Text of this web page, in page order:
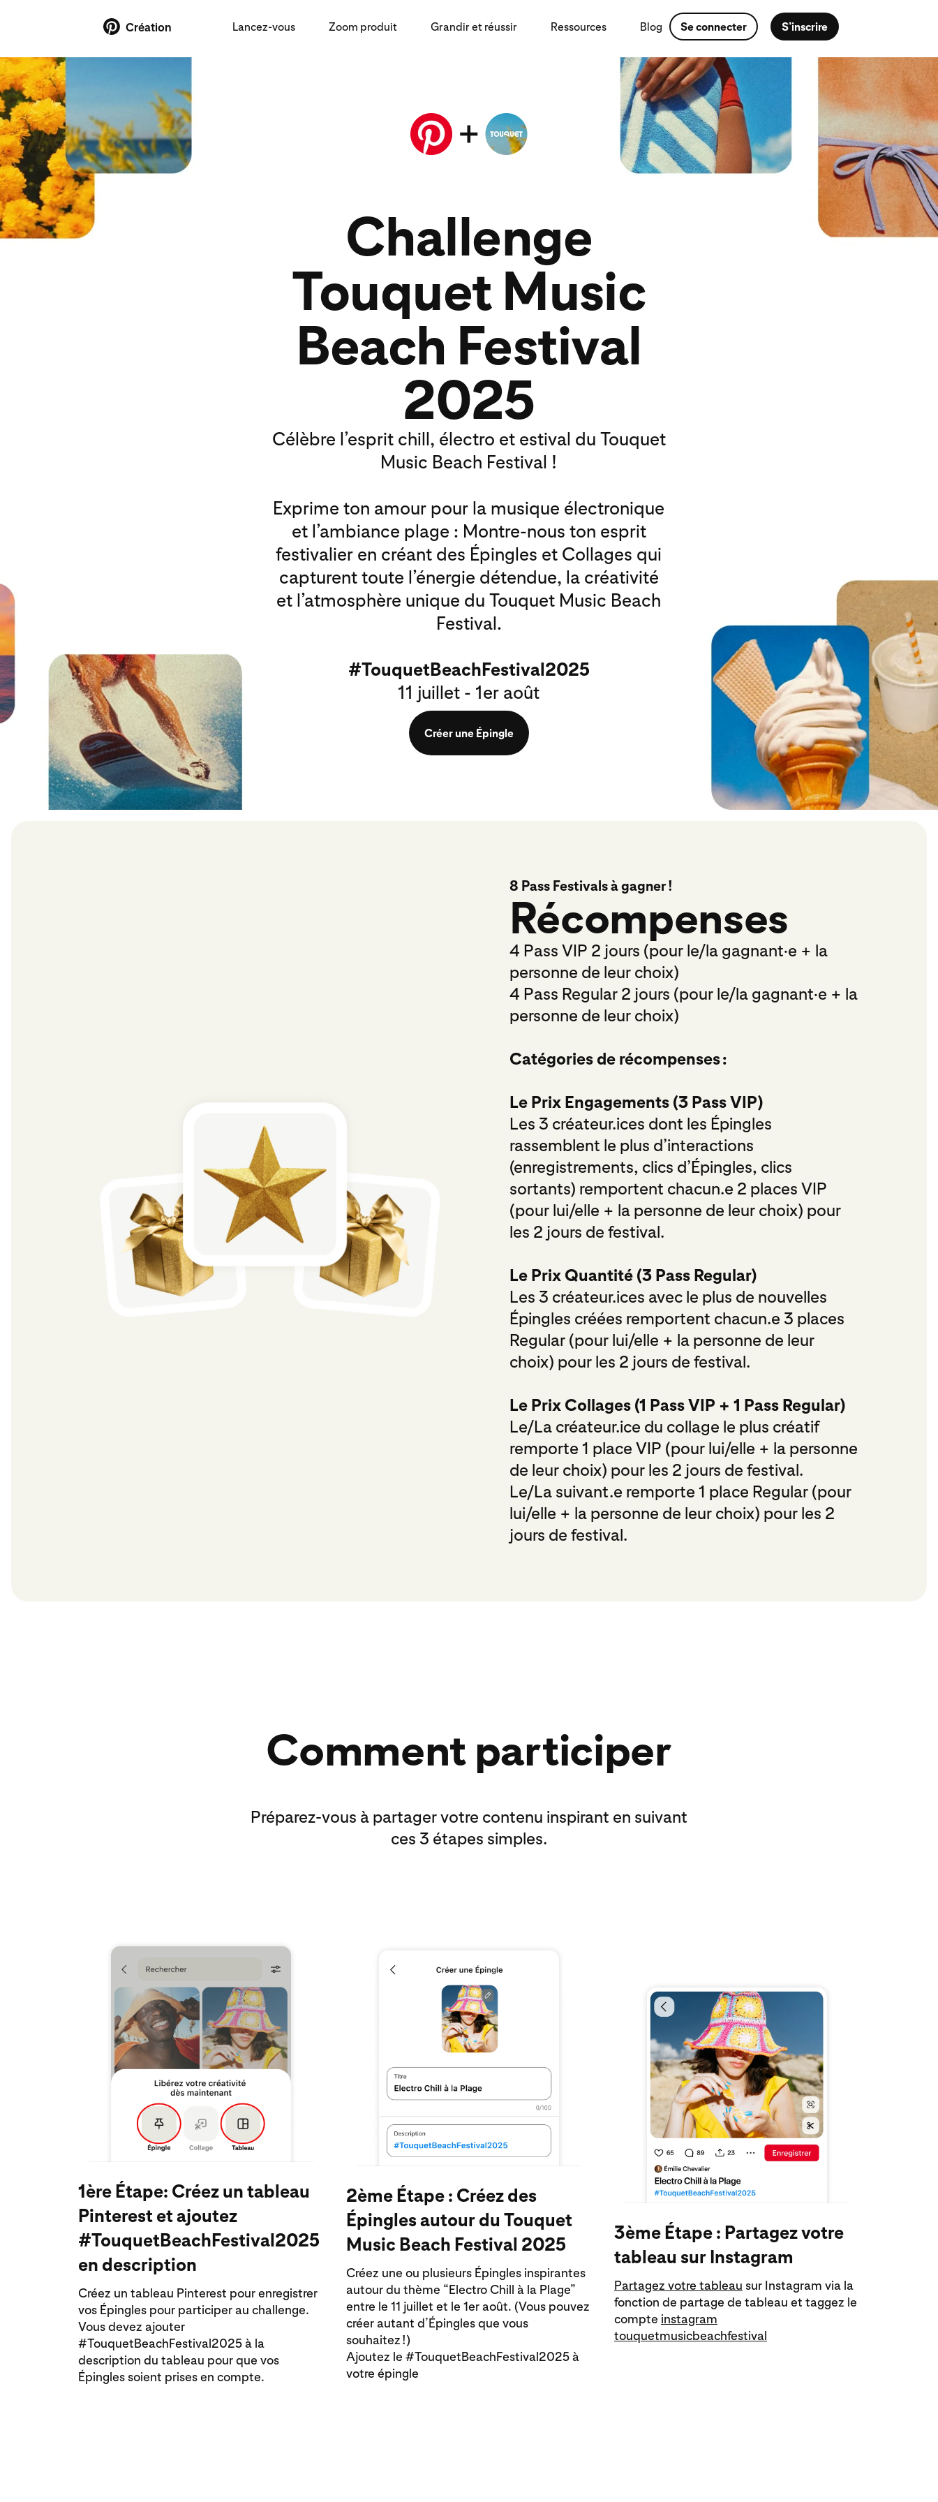
Création Lancez-vous Zoom produit Grandir et réussir Ressources Blog Se connecter S’inscrire
Challenge
Touquet Music
Beach Festival
2025
Célèbre l’esprit chill, électro et estival du Touquet
Music Beach Festival !
Exprime ton amour pour la musique électronique
et l’ambiance plage : Montre-nous ton esprit
festivalier en créant des Épingles et Collages qui
capturent toute l’énergie détendue, la créativité
et l’atmosphère unique du Touquet Music Beach
Festival.
#TouquetBeachFestival2025
11 juillet - 1er août
Créer une Épingle
8 Pass Festivals à gagner !
Récompenses
4 Pass VIP 2 jours (pour le/la gagnant·e + la
personne de leur choix)
4 Pass Regular 2 jours (pour le/la gagnant·e + la
personne de leur choix)
Catégories de récompenses :
Le Prix Engagements (3 Pass VIP)
Les 3 créateur.ices dont les Épingles
rassemblent le plus d’interactions
(enregistrements, clics d’Épingles, clics
sortants) remportent chacun.e 2 places VIP
(pour lui/elle + la personne de leur choix) pour
les 2 jours de festival.
Le Prix Quantité (3 Pass Regular)
Les 3 créateur.ices avec le plus de nouvelles
Épingles créées remportent chacun.e 3 places
Regular (pour lui/elle + la personne de leur
choix) pour les 2 jours de festival.
Le Prix Collages (1 Pass VIP + 1 Pass Regular)
Le/La créateur.ice du collage le plus créatif
remporte 1 place VIP (pour lui/elle + la personne
de leur choix) pour les 2 jours de festival.
Le/La suivant.e remporte 1 place Regular (pour
lui/elle + la personne de leur choix) pour les 2
jours de festival.
Comment participer
Préparez-vous à partager votre contenu inspirant en suivant
ces 3 étapes simples.
1ère Étape: Créez un tableau
Pinterest et ajoutez
#TouquetBeachFestival2025
en description
Créez un tableau Pinterest pour enregistrer
vos Épingles pour participer au challenge.
Vous devez ajouter
#TouquetBeachFestival2025 à la
description du tableau pour que vos
Épingles soient prises en compte.
2ème Étape : Créez des
Épingles autour du Touquet
Music Beach Festival 2025
Créez une ou plusieurs Épingles inspirantes
autour du thème “Electro Chill à la Plage”
entre le 11 juillet et le 1er août. (Vous pouvez
créer autant d’Épingles que vous
souhaitez !)
Ajoutez le #TouquetBeachFestival2025 à
votre épingle
3ème Étape : Partagez votre
tableau sur Instagram
Partagez votre tableau sur Instagram via la
fonction de partage de tableau et taggez le
compte instagram
touquetmusicbeachfestival